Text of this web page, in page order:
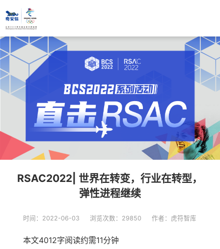
RSAC2022| 世界在转变，行业在转型，
弹性进程继续
时间：2022-06-03 浏览次数：29850 作者：虎符智库
本文4012字阅读约需11分钟